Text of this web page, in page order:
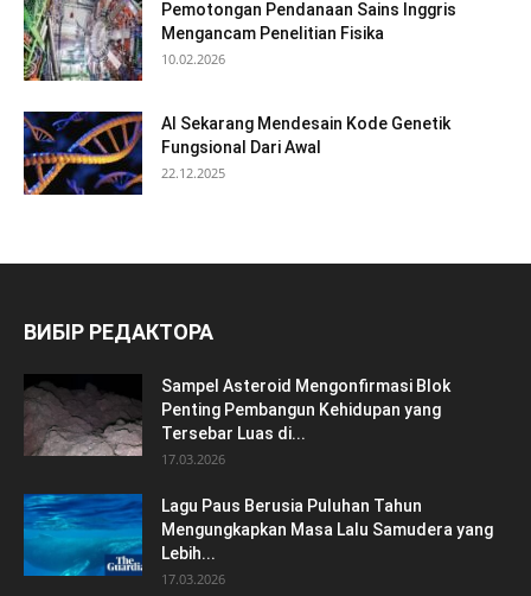
Pemotongan Pendanaan Sains Inggris
Mengancam Penelitian Fisika
10.02.2026
AI Sekarang Mendesain Kode Genetik
Fungsional Dari Awal
22.12.2025
ВИБІР РЕДАКТОРА
Sampel Asteroid Mengonfirmasi Blok
Penting Pembangun Kehidupan yang
Tersebar Luas di...
17.03.2026
Lagu Paus Berusia Puluhan Tahun
Mengungkapkan Masa Lalu Samudera yang
Lebih...
17.03.2026